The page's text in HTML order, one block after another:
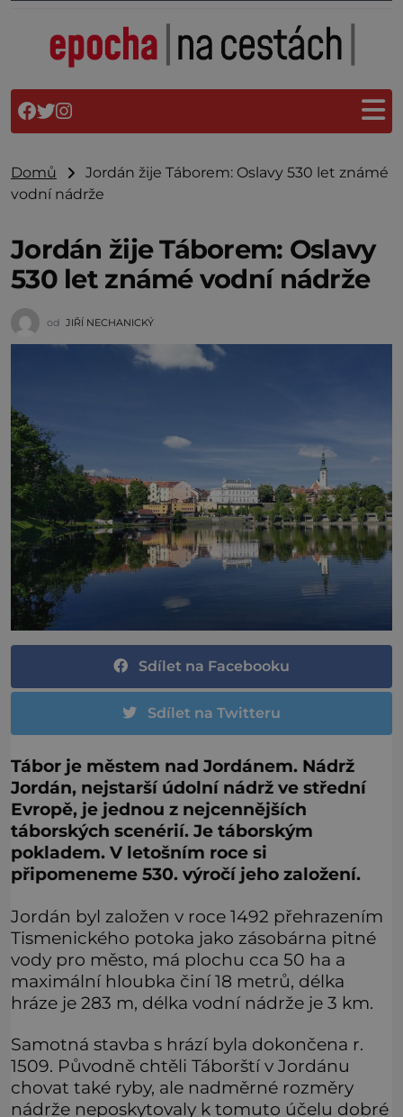
Domů
Jordán žije Táborem: Oslavy 530 let známé
vodní nádrže
Jordán žije Táborem: Oslavy
530 let známé vodní nádrže
od JIŘÍ NECHANICKÝ
Sdílet na Facebooku
Sdílet na Twitteru
Tábor je městem nad Jordánem. Nádrž
Jordán, nejstarší údolní nádrž ve střední
Evropě, je jednou z nejcennějších
táborských scenérií. Je táborským
pokladem. V letošním roce si
připomeneme 530. výročí jeho založení.
Jordán byl založen v roce 1492 přehrazením
Tismenického potoka jako zásobárna pitné
vody pro město, má plochu cca 50 ha a
maximální hloubka činí 18 metrů, délka
hráze je 283 m, délka vodní nádrže je 3 km.
Samotná stavba s hrází byla dokončena r.
1509. Původně chtěli Táborští v Jordánu
chovat také ryby, ale nadměrné rozměry
nádrže neposkytovaly k tomuto účelu dobré